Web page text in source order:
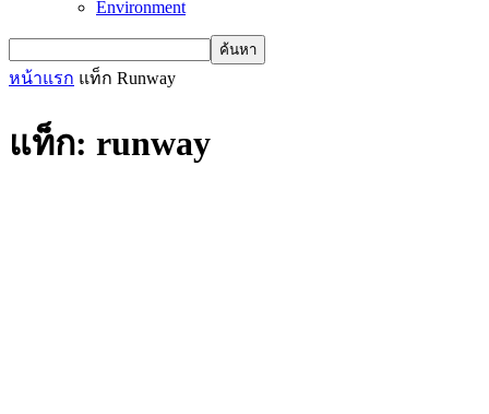
Environment
หน้าแรก แท็ก Runway
แท็ก: runway